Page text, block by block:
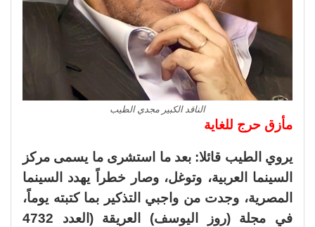
الناقد الكبير مجدي الطيب
مأزق حرج للغاية
يروي الطيب قائلا: بعد ما استشرى ما يسمى مركز
السينما العربية، وتوغل، وصار خطراً يهدد السينما
المصرية، وجدت من واجبي التذكير بما كتبته يوماً،
في مجلة (روز اليوسف) العريقة (العدد 4732